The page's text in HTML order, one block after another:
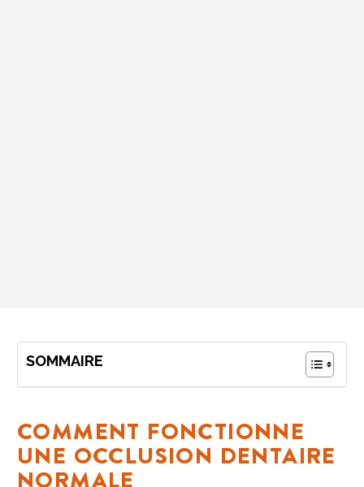
SOMMAIRE
COMMENT FONCTIONNE
UNE OCCLUSION DENTAIRE
NORMALE